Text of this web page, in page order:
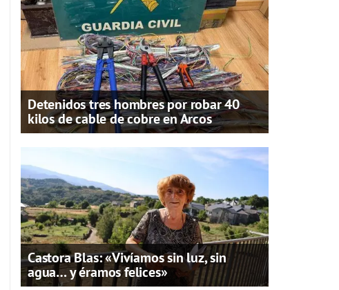
Detenidos tres hombres por robar 40
kilos de cable de cobre en Arcos
Castora Blas: «Vivíamos sin luz, sin
agua… y éramos felices»